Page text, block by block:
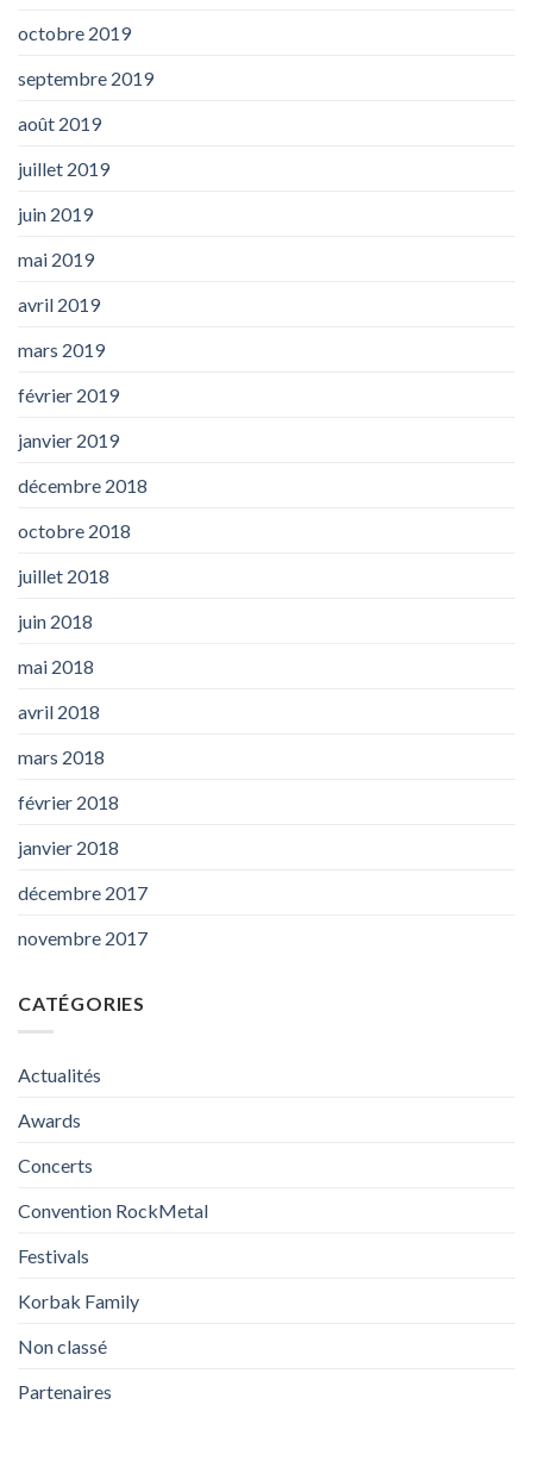
octobre 2019
septembre 2019
août 2019
juillet 2019
juin 2019
mai 2019
avril 2019
mars 2019
février 2019
janvier 2019
décembre 2018
octobre 2018
juillet 2018
juin 2018
mai 2018
avril 2018
mars 2018
février 2018
janvier 2018
décembre 2017
novembre 2017
CATÉGORIES
Actualités
Awards
Concerts
Convention RockMetal
Festivals
Korbak Family
Non classé
Partenaires